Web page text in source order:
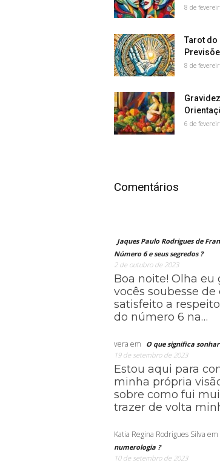
8 de
Tarot do
8 de
6 de
Comentários
Jaques Paulo Rodrigues de
Número 6 e seus segredos ?
2 de outubro de 2023
Boa noite! Olha eu
vocês soubesse
satisfeito a
do número 6 na…
vera em
O que significa
19 de setembro de 2023
Estou aqui para
minha própria
sobre como fui
trazer de volta
Katia Regina Rodrigues Silva em
numerologia ?
10 de setembro de 2023